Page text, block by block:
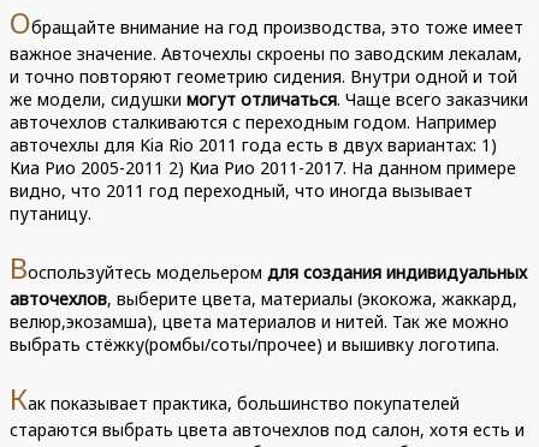
Обращайте внимание на год производства, это тоже имеет
важное значение. Авточехлы скроены по заводским лекалам,
и точно повторяют геометрию сидения. Внутри одной и той
же модели, сидушкимогут отличаться. Чаще всего заказчики
авточехлов сталкиваются с переходным годом. Например
авточехлы для Kia Rio 2011 года есть в двух вариантах: 1)
Киа Рио 2005-2011 2) Киа Рио 2011-2017. На данном примере
видно, что 2011 год переходный, что иногда вызывает
путаницу.
Воспользуйтесь модельеромдля создания индивидуальных
авточехлов, выберите цвета, материалы (экокожа, жаккард,
велюр,экозамша), цвета материалов и нитей. Так же можно
выбрать стёжку(ромбы/соты/прочее) и вышивку логотипа.
Как показывает практика, большинство покупателей
стараются выбрать цвета авточехлов под салон, хотя есть и